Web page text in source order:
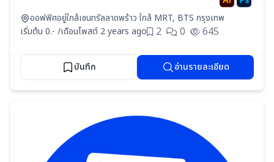
ออฟฟิศอยู่ใกล้เซนทรัลลาดพร้าว ใกล้ MRT, BTS กรุงเทพ
เริ่มต้น 0.- /เดือนโพสต์ 2 years ago 2 0 645
บันทึก อ่านรายละเอียด